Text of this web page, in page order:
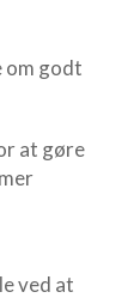
om godt
at gøre
ved at